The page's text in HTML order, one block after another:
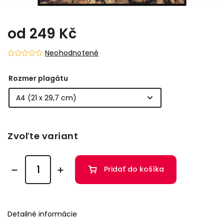
od 249 Kč
Neohodnotené
Rozmer plagátu
Zvoľte variant
Pridať do košíka
Detailné informácie